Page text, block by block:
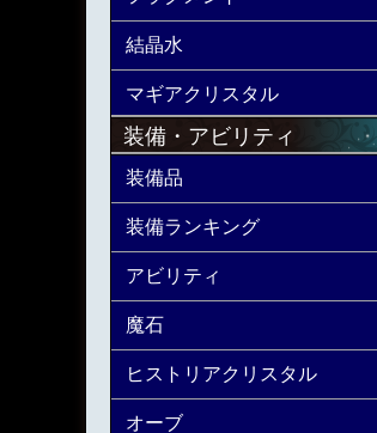
結晶水
マギアクリスタル
装備・アビリティ
装備品
装備ランキング
アビリティ
魔石
ヒストリアクリスタル
オーブ